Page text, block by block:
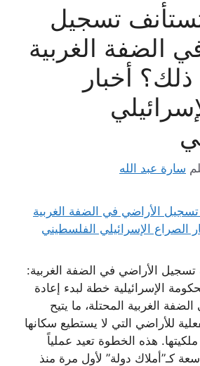
تسجيل
الضفة الغربية
أخبار
سارة عبد الله
تسجيل الأراضي في الضفة الغربية:
الإسرائيلية خطة لبدء إعادة
الغربية المحتلة، ما يتيح
للأراضي التي لا يستطيع سكانها
هذه الخطوة تعيد عملياً
كـ”أملاك دولة” لأول مرة منذ